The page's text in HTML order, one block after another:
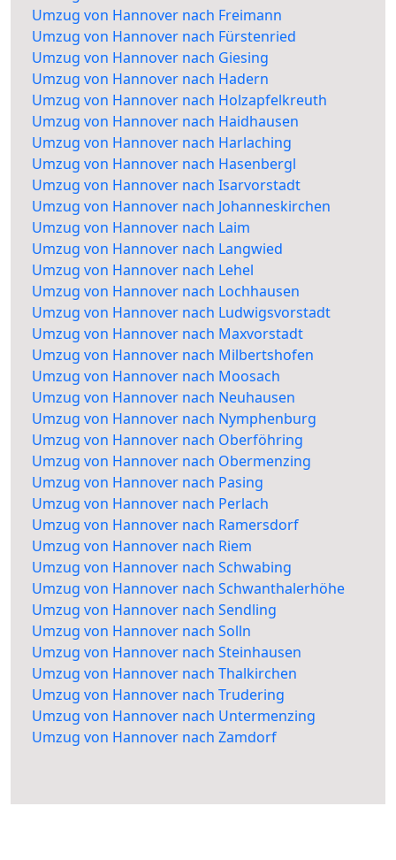
Umzug von Hannover nach Freimann
Umzug von Hannover nach Fürstenried
Umzug von Hannover nach Giesing
Umzug von Hannover nach Hadern
Umzug von Hannover nach Holzapfelkreuth
Umzug von Hannover nach Haidhausen
Umzug von Hannover nach Harlaching
Umzug von Hannover nach Hasenbergl
Umzug von Hannover nach Isarvorstadt
Umzug von Hannover nach Johanneskirchen
Umzug von Hannover nach Laim
Umzug von Hannover nach Langwied
Umzug von Hannover nach Lehel
Umzug von Hannover nach Lochhausen
Umzug von Hannover nach Ludwigsvorstadt
Umzug von Hannover nach Maxvorstadt
Umzug von Hannover nach Milbertshofen
Umzug von Hannover nach Moosach
Umzug von Hannover nach Neuhausen
Umzug von Hannover nach Nymphenburg
Umzug von Hannover nach Oberföhring
Umzug von Hannover nach Obermenzing
Umzug von Hannover nach Pasing
Umzug von Hannover nach Perlach
Umzug von Hannover nach Ramersdorf
Umzug von Hannover nach Riem
Umzug von Hannover nach Schwabing
Umzug von Hannover nach Schwanthalerhöhe
Umzug von Hannover nach Sendling
Umzug von Hannover nach Solln
Umzug von Hannover nach Steinhausen
Umzug von Hannover nach Thalkirchen
Umzug von Hannover nach Trudering
Umzug von Hannover nach Untermenzing
Umzug von Hannover nach Zamdorf